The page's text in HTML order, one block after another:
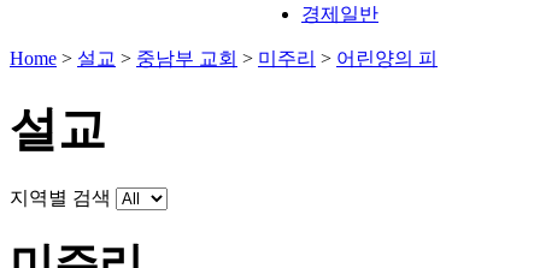
경제일반
Home > 설교 > 중남부 교회 > 미주리 > 어린양의 피
설교
지역별 검색